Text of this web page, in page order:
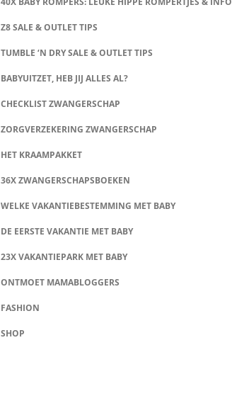
Z8 SALE & OUTLET TIPS
TUMBLE ‘N DRY SALE & OUTLET TIPS
BABYUITZET, HEB JIJ ALLES AL?
CHECKLIST ZWANGERSCHAP
ZORGVERZEKERING ZWANGERSCHAP
HET KRAAMPAKKET
36X ZWANGERSCHAPSBOEKEN
WELKE VAKANTIEBESTEMMING MET BABY
DE EERSTE VAKANTIE MET BABY
23X VAKANTIEPARK MET BABY
ONTMOET MAMABLOGGERS
FASHION
SHOP